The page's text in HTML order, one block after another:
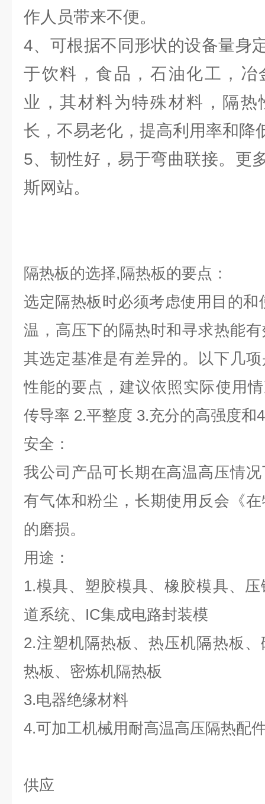
作人员带来不便。
4、可根据不同形状的设备量身
于饮料，食品，石油化工，冶
业，其材料为特殊材料，隔
长，不易老化，提高利用率和降
5、韧性好，易于弯曲联接。更
斯网站。
隔热板的选择,隔热板的要点：
选定隔热板时必须考虑使用目的
温，高压下的隔热时和寻求热能
其选定基准是有差异的。以下几
性能的要点，建议依照实际使用
传导率 2.平整度 3.充分的高强度和
安全：
我公司产品可长期在高温高压情
有气体和粉尘，长期使用反会《
的磨损。
用途：
1.模具、塑胶模具、橡胶模具、
道系统、IC集成电路封装模
2.注塑机隔热板、热压机隔热板
热板、密炼机隔热板
3.电器绝缘材料
4.可加工机械用耐高温高压隔热配
供应